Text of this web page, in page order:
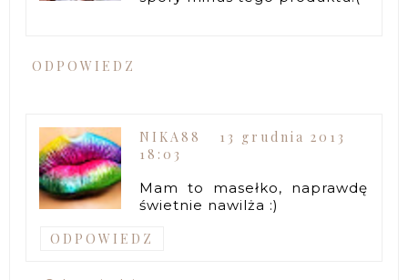
ODPOWIEDZ
NIKA88
13 grudnia 2013
18:03
Mam to masełko, naprawdę
świetnie nawilża :)
ODPOWIEDZ